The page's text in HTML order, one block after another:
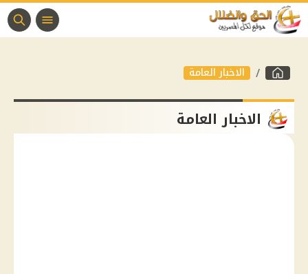
الاخبار العامة
الاخبار العامة